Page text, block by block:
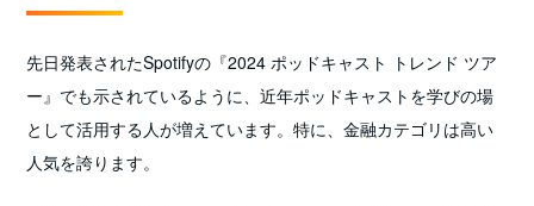
先日発表されたSpotifyの『2024 ポッドキャスト トレンド ツア
ー』でも示されているように、近年ポッドキャストを学びの場
として活用する人が増えています。特に、金融カテゴリは高い
人気を誇ります。